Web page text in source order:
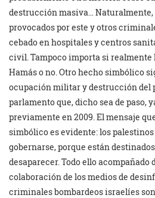
destrucción masiva…
provocados por este y otros
cebado en hospitales y centros
civil. Tampoco importa si realmente
Hamás o no. Otro hecho simbólico
ocupación militar y destrucción del
parlamento que, dicho sea de paso,
previamente en 2009. El mensaje
simbólico es evidente: los
gobernarse, porque están
desaparecer. Todo ello acompañado
colaboración de los medios de
criminales bombardeos israelíes